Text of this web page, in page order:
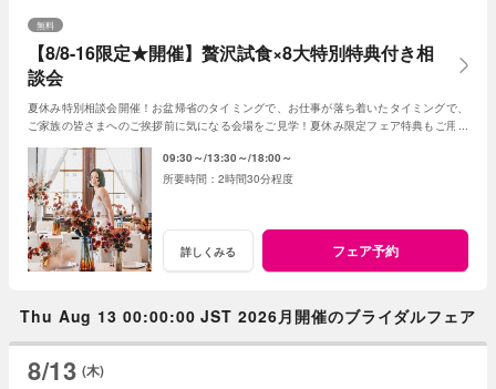
【8/8-16限定★開催】贅沢試食×8大特別特典付き相
談会
無料
夏休み特別相談会開催！お盆帰省のタイミングで、お仕事が落ち着いたタイミングで、
ご家族の皆さまへのご挨拶前に気になる会場をご見学！夏休み限定フェア特典もご用意
09:30～ 13:30～ 18:00～
2時間30分程度
詳しくみる フェア予約
Thu Aug 13 00:00:00 JST 2026月開催のブライダルフェア
8/13 (木)